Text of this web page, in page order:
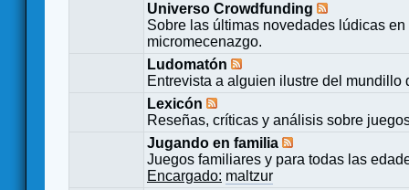
Universo Crowdfunding
Sobre las últimas novedades lúdicas
micromecenazgo.
Ludomatón
Entrevista a alguien ilustre del mundillo
Lexicón
Reseñas, críticas y análisis sobre
Jugando en familia
Juegos familiares y para todas las
Encargado: maltzur